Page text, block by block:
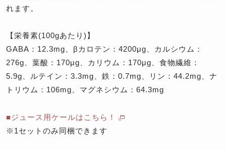
れます。
【栄養素(100gあたり)】
GABA：12.3mg、βカロテン：4200μg、カルシウム：
276g、葉酸：170μg、カリウム：170μg、食物繊維：
5.9g、ルテイン：3.3mg、鉄：0.7mg、リン：44.2mg、ナ
トリウム：106mg、マグネシウム：64.3mg
■ジュース用ケールはこちら！
※1セットのみ同梱できます